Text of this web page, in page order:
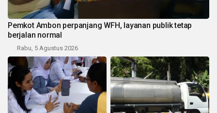
Pemkot Ambon perpanjang WFH, layanan publik tetap
berjalan normal
Rabu, 5 Agustus 2026